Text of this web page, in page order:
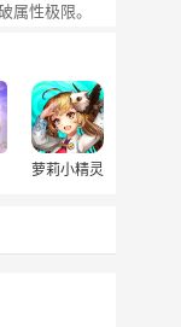
属性极限。
萝莉小精灵